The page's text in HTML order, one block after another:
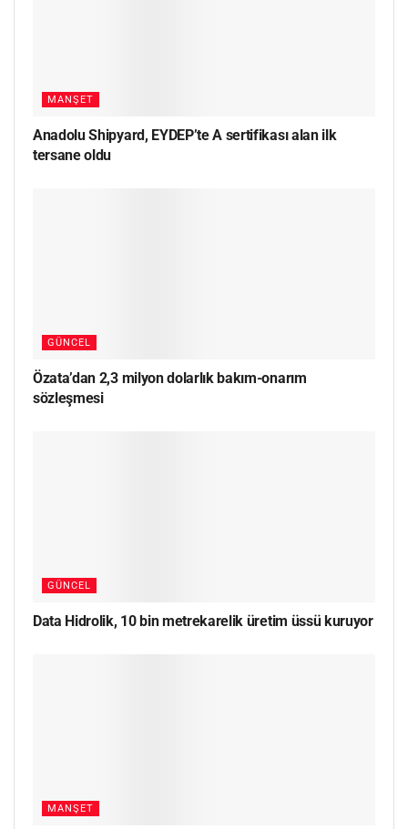
MANŞET
Anadolu Shipyard, EYDEP’te A sertifikası alan ilk
tersane oldu
GÜNCEL
Özata’dan 2,3 milyon dolarlık bakım-onarım
sözleşmesi
GÜNCEL
Data Hidrolik, 10 bin metrekarelik üretim üssü kuruyor
MANŞET